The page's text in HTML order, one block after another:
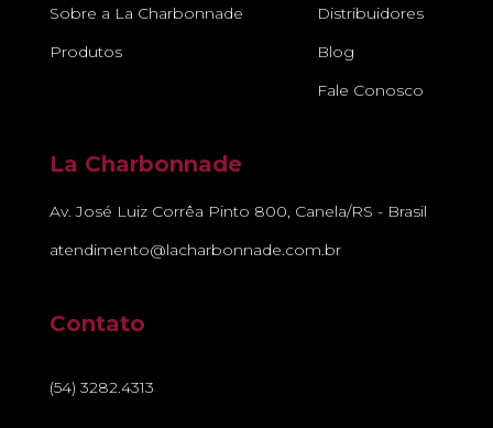
Sobre a La Charbonnade
Produtos
Distribuidores
Blog
Fale Conosco
La Charbonnade
Av. José Luiz Corrêa Pinto 800, Canela/RS - Brasil
atendimento@lacharbonnade.com.br
Contato
(54) 3282.4313